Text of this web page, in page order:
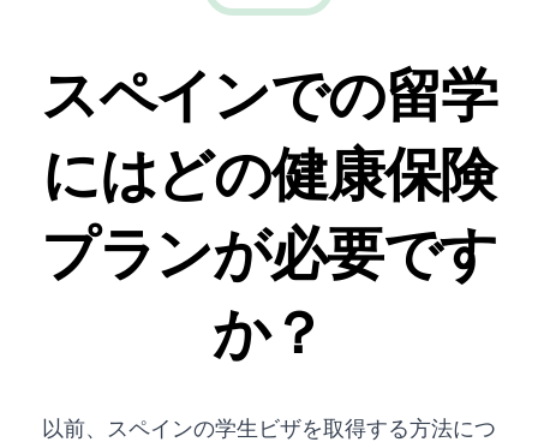
スペインでの留学
にはどの健康保険
プランが必要です
か？
以前、スペインの学生ビザを取得する方法につ